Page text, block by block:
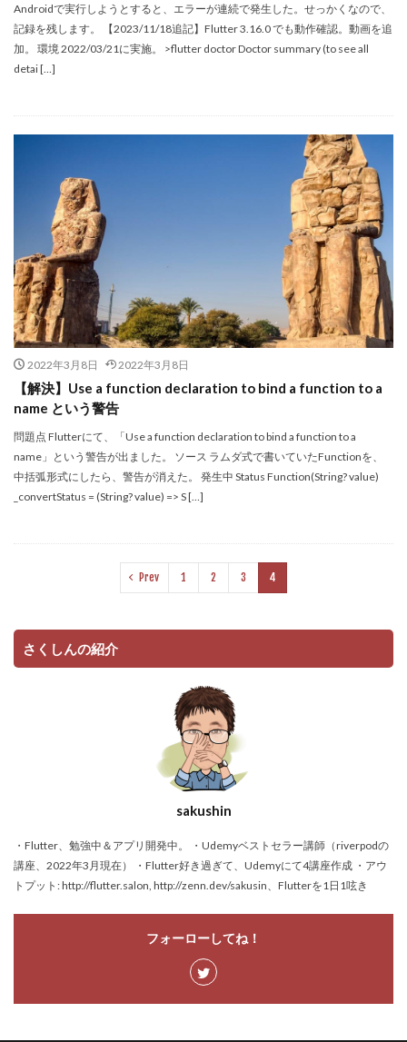
Androidで実行しようとすると、エラーが連続で発生した。せっかくなので、
記録を残します。 【2023/11/18追記】Flutter 3.16.0 でも動作確認。動画を追
加。 環境 2022/03/21に実施。 >flutter doctor Doctor summary (to see all
detai […]
2022年3月8日 2022年3月8日
【解決】Use a function declaration to bind a function to a
name という警告
問題点 Flutterにて、「Use a function declaration to bind a function to a
name」という警告が出ました。 ソース ラムダ式で書いていたFunctionを、
中括弧形式にしたら、警告が消えた。 発生中 Status Function(String? value)
_convertStatus = (String? value) => S […]
Prev 1 2 3 4
さくしんの紹介
sakushin
・Flutter、勉強中＆アプリ開発中。 ・Udemyベストセラー講師（riverpodの
講座、2022年3月現在） ・Flutter好き過ぎて、Udemyにて4講座作成 ・アウ
トプット: http://flutter.salon, http://zenn.dev/sakusin、Flutterを1日1呟き
フォーローしてね！